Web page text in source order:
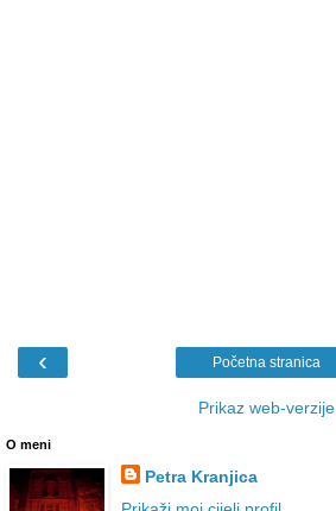
‹ Početna stranica
Prikaz web-verzije
O meni
Petra Kranjica